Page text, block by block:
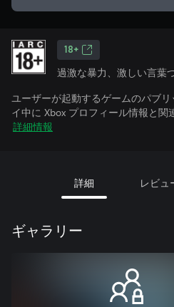
18+
過激な暴力、激しい言葉
ユーザーが起動するゲームのパブ
イ中に Xbox プロフィール情報と関
詳細情報
詳細 レビュ
ギャラリー